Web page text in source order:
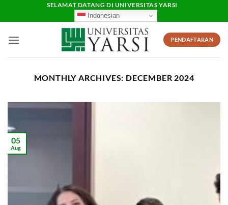
SELAMAT DATANG DI UNIVERSITAS YARSI
Indonesian
PENDAFTARAN
MONTHLY ARCHIVES: DECEMBER 2024
05
Aug